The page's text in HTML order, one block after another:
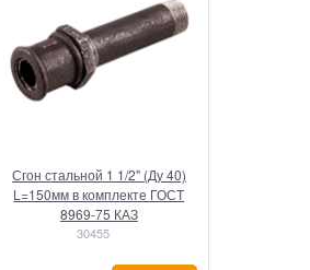
Сгон стальной 1 1/2" (Ду 40)
L=150мм в комплекте ГОСТ
8969-75 КАЗ
30455